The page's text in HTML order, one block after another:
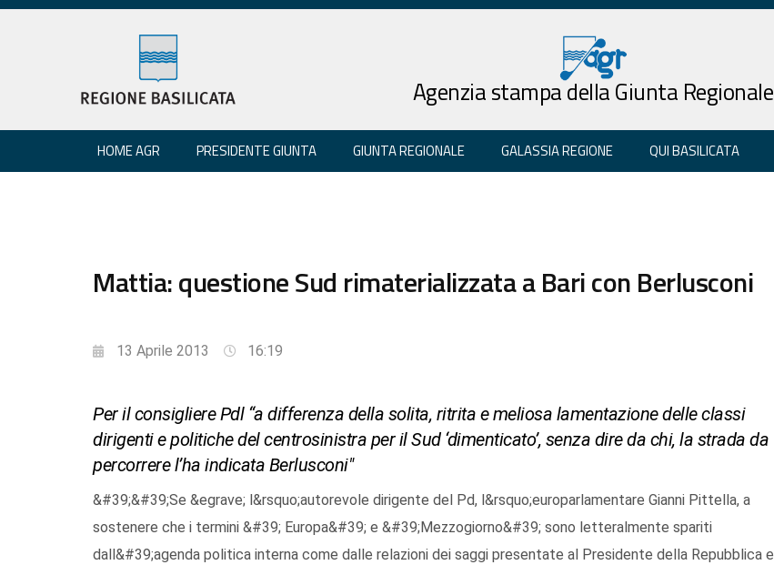
Agenzia stampa della Giunta Regionale
HOME AGR PRESIDENTE GIUNTA GIUNTA REGIONALE GALASSIA REGIONE QUI BASILICATA
Mattia: questione Sud rimaterializzata a Bari con Berlusconi
13 Aprile 2013 16:19
Per il consigliere Pdl “a differenza della solita, ritrita e meliosa lamentazione delle classi
dirigenti e politiche del centrosinistra per il Sud ‘dimenticato’, senza dire da chi, la strada da
percorrere l’ha indicata Berlusconi"
&#39;&#39;Se &egrave; l&rsquo;autorevole dirigente del Pd, l&rsquo;europarlamentare Gianni Pittella, a
sostenere che i termini &#39; Europa&#39; e &#39;Mezzogiorno&#39; sono letteralmente spariti
dall&#39;agenda politica interna come dalle relazioni dei saggi presentate al Presidente della Repubblica e